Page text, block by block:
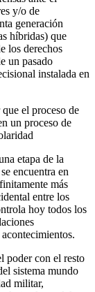
y/o de
generación
híbridas) que
los derechos
un pasado
instalada en
el proceso de
un proceso de
etapa de la
encuentra en
más
entre los
hoy todos los
poder con el resto
sistema mundo
militar,